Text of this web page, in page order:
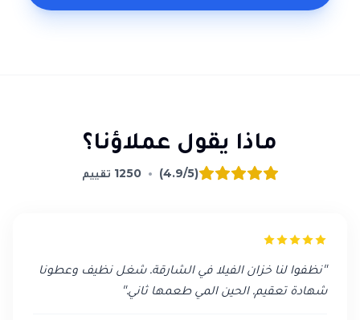
ماذا يقول عملاؤنا؟
(4.9/5)
•
1250 تقييم
"نظفوا لنا خزان الفيلا في الشارقة. شغل نظيف وعطونا
شهادة تعقيم. الحين المي طعمها ثاني."